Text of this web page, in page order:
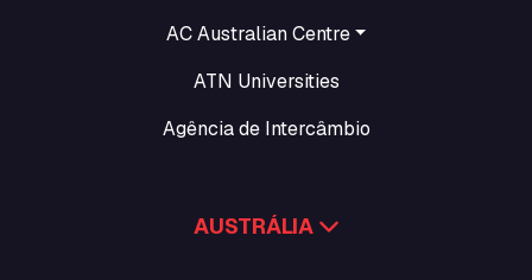
AC Australian Centre
ATN Universities
Agência de Intercâmbio
AUSTRÁLIA